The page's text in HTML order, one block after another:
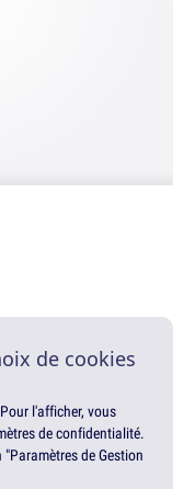
de cookies
l'afficher, vous
de confidentialité.
de Gestion